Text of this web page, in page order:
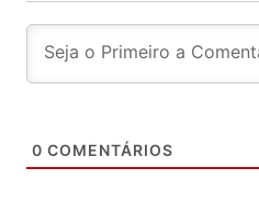
0 COMENTÁRIOS